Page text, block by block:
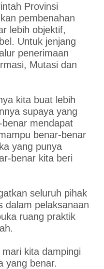
Provinsi
pembenahan
lebih objektif,
Untuk jenjang
penerimaan
Mutasi dan
kita buat lebih
supaya yang
mendapat
benar-benar
yang punya
benar kita beri
seluruh pihak
dalam pelaksanaan
ruang praktik
kita dampingi
yang benar.